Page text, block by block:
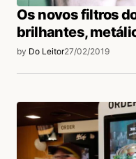
Os novos filtros
brilhantes,
by Do Leitor27/02/2019